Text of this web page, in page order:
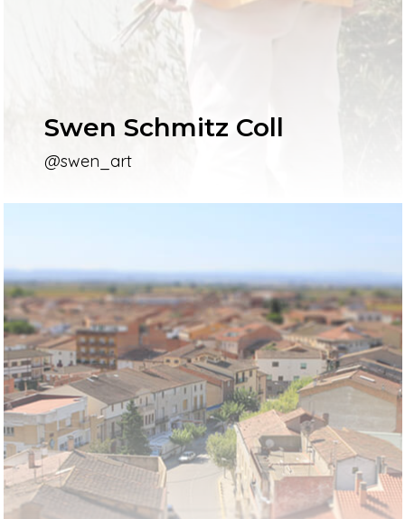
Swen Schmitz Coll
@swen_art